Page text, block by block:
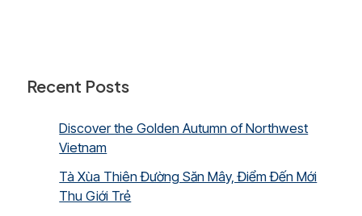
Recent Posts
Discover the Golden Autumn of Northwest
Vietnam
Tà Xùa Thiên Đường Săn Mây, Điểm Đến Mới
Thu Giới Trẻ